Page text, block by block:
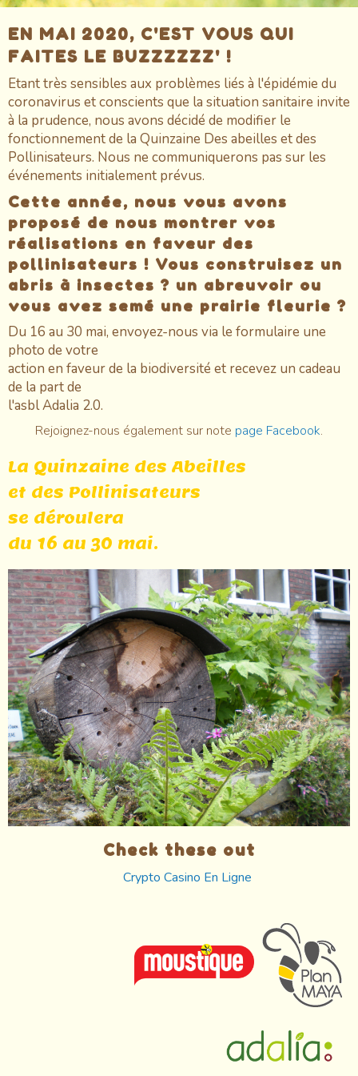
EN MAI 2020, C'EST VOUS QUI
FAITES LE BUZZZZZZ' !
Etant très sensibles aux problèmes liés à l'épidémie du
coronavirus et conscients que la situation sanitaire invite
à la prudence, nous avons décidé de modifier le
fonctionnement de la Quinzaine Des abeilles et des
Pollinisateurs. Nous ne communiquerons pas sur les
événements initialement prévus.
Cette année, nous vous avons
proposé de nous montrer vos
réalisations en faveur des
pollinisateurs ! Vous construisez un
abris à insectes ? un abreuvoir ou
vous avez semé une prairie fleurie ?
Du 16 au 30 mai, envoyez-nous via le formulaire une
photo de votre
action en faveur de la biodiversité et recevez un cadeau
de la part de
l'asbl Adalia 2.0.
Rejoignez-nous également sur note page Facebook.
La Quinzaine des Abeilles
et des Pollinisateurs
se déroulera
du 16 au 30 mai.
Check these out
Crypto Casino En Ligne